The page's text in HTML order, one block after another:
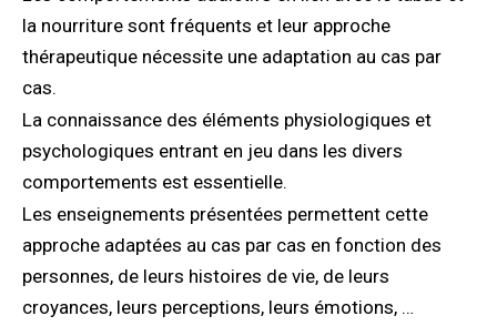
la nourriture sont fréquents et leur approche
thérapeutique nécessite une adaptation au cas par
cas.
La connaissance des éléments physiologiques et
psychologiques entrant en jeu dans les divers
comportements est essentielle.
Les enseignements présentées permettent cette
approche adaptées au cas par cas en fonction des
personnes, de leurs histoires de vie, de leurs
croyances, leurs perceptions, leurs émotions, …